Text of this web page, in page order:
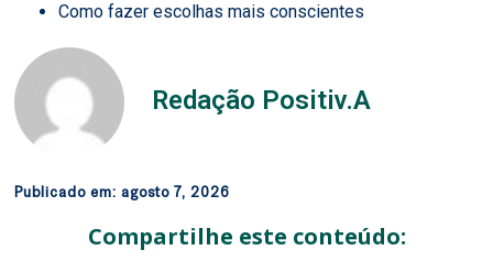
Como fazer escolhas mais conscientes
Redação Positiv.A
Publicado em:agosto 7, 2026
Compartilhe este conteúdo: